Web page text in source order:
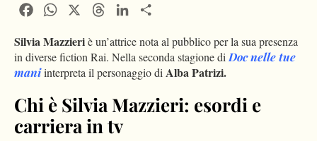
FacebookWhatsApp ThreadsLinkedIn
Silvia Mazzieriè un’attrice nota al pubblico per la sua presenza
in diverse fiction Rai. Nella seconda stagione diDoc nelle tue
maniinterpreta il personaggio diAlba Patrizi.
Chi è Silvia Mazzieri: esordi e
carriera in tv